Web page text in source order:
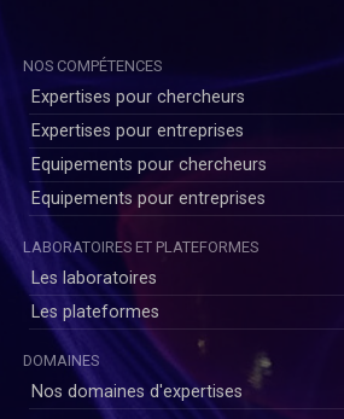
NOS COMPÉTENCES
Expertises pour chercheurs
Expertises pour entreprises
Equipements pour chercheurs
Equipements pour entreprises
LABORATOIRES ET PLATEFORMES
Les laboratoires
Les plateformes
DOMAINES
Nos domaines d'expertises